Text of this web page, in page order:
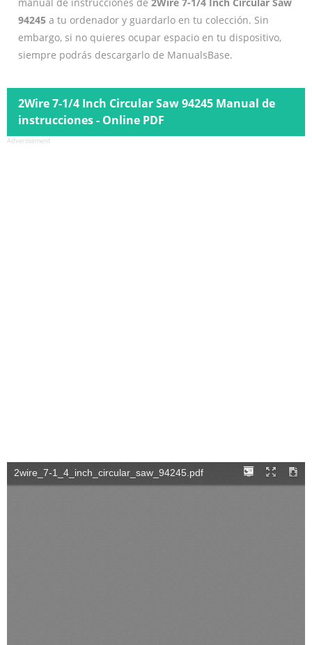
94245a tu ordenador y guardarlo en tu colección. Sin
embargo, si no quieres ocupar espacio en tu dispositivo,
siempre podrás descargarlo de ManualsBase.
2Wire 7-1/4 Inch Circular Saw 94245 Manual de
instrucciones - Online PDF
Advertisement